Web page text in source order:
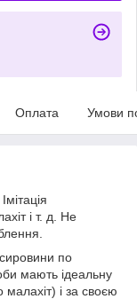
Оплата Умови
і т. д. Не
по
мають ідеальну
і за своєю